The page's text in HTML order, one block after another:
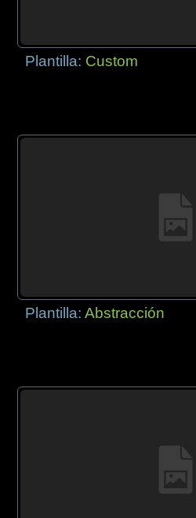
Plantilla: Custom
Plantilla:Abstracción